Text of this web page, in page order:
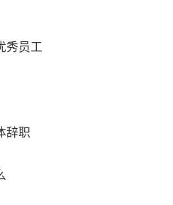
秀员工
辞职